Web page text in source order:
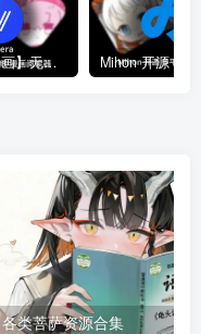
【全平台/漫画】无广告 漫画阅读器 Venera 支持 禁漫/哔咔/拷贝漫画源 更新 v1.6.3 附带 漫画源 部分地址已更新 安卓 | Mac | IOS | Widows
各类菩萨资源合集